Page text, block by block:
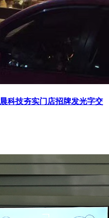
科技夯实门店招牌发光字交